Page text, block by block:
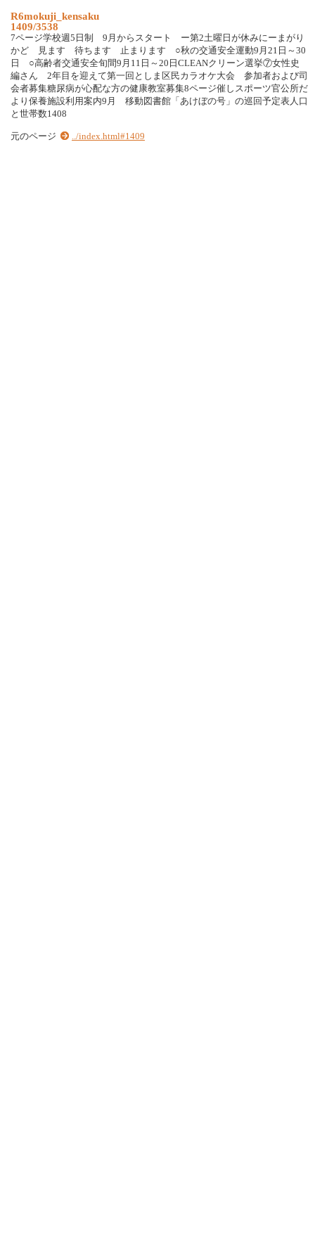
R6mokuji_kensaku
1409/3538
7ページ学校週5日制 9月からスタート ー第2土曜日が休みにーまがり
かど 見ます 待ちます 止まります ○秋の交通安全運動9月21日～30
日 ○高齢者交通安全旬間9月11日～20日CLEANクリーン選挙⑦女性史
編さん 2年目を迎えて第一回としま区民カラオケ大会 参加者および司
会者募集糖尿病が心配な方の健康教室募集8ページ催しスポーツ官公所だ
より保養施設利用案内9月 移動図書館「あけぼの号」の巡回予定表人口
と世帯数1408
元のページ ../index.html#1409